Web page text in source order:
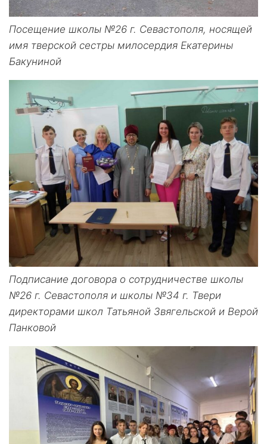
Посещение школы №26 г. Севастополя, носящей
имя тверской сестры милосердия Екатерины
Бакуниной
Подписание договора о сотрудничестве школы
№26 г. Севастополя и школы №34 г. Твери
директорами школ Татьяной Звягельской и Верой
Панковой